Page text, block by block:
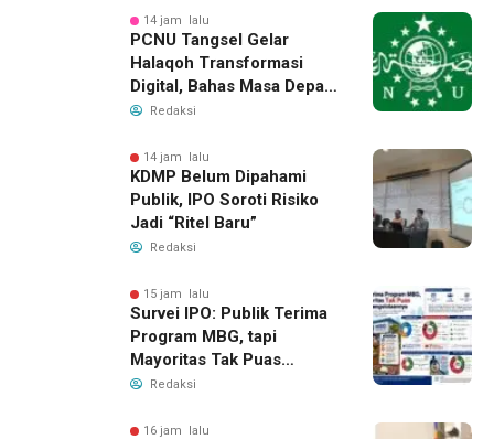
14 jam lalu
PCNU Tangsel Gelar
Halaqoh Transformasi
Digital, Bahas Masa Depan
NU di Era Disrupsi
Redaksi
14 jam lalu
KDMP Belum Dipahami
Publik, IPO Soroti Risiko
Jadi “Ritel Baru”
Redaksi
15 jam lalu
Survei IPO: Publik Terima
Program MBG, tapi
Mayoritas Tak Puas
dengan Pengelolaannya
Redaksi
16 jam lalu